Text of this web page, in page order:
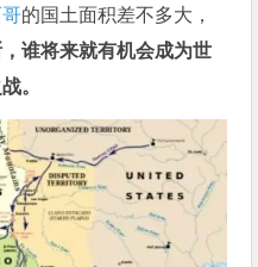
的国土面积差不多大，
谁将来就有机会成为世
。